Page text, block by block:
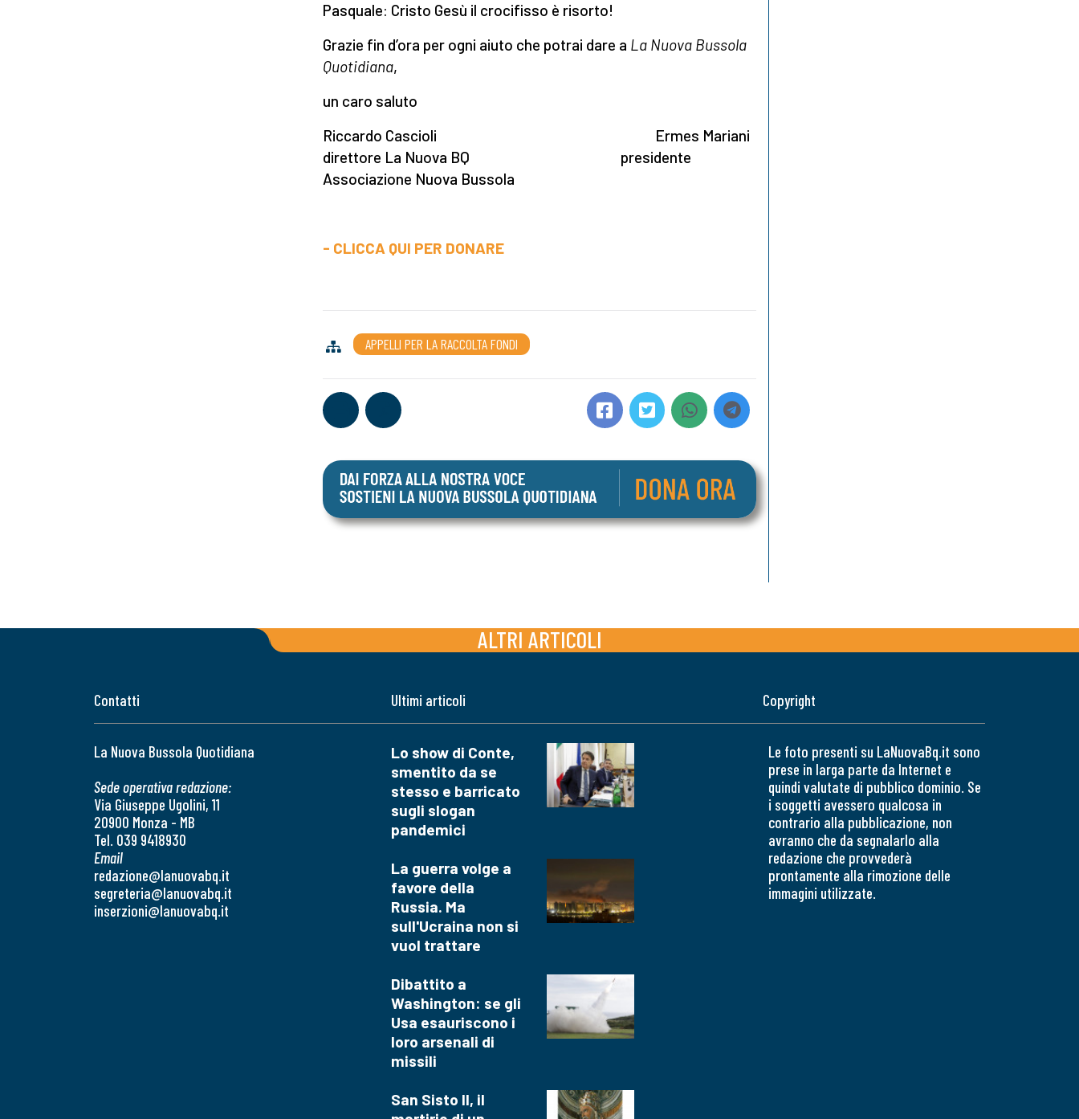
Pasquale: Cristo Gesù il crocifisso è risorto!
Grazie fin d’ora per ogni aiuto che potrai dare a La Nuova Bussola
Quotidiana,
un caro saluto
Riccardo Cascioli Ermes Mariani
direttore La Nuova BQ presidente
Associazione Nuova Bussola
- CLICCA QUI PER DONARE
APPELLI PER LA RACCOLTA FONDI
ALTRI ARTICOLI
Contatti
La Nuova Bussola Quotidiana
Sede operativa redazione:
Via Giuseppe Ugolini, 11
20900 Monza - MB
Tel. 039 9418930
Email
redazione@lanuovabq.it
segreteria@lanuovabq.it
inserzioni@lanuovabq.it
Ultimi articoli
Lo show di Conte,
smentito da se
stesso e barricato
sugli slogan
pandemici
La guerra volge a
favore della
Russia. Ma
sull'Ucraina non si
vuol trattare
Dibattito a
Washington: se gli
Usa esauriscono i
loro arsenali di
missili
San Sisto II, il
Copyright
Le foto presenti su LaNuovaBq.it sono
prese in larga parte da Internet e
quindi valutate di pubblico dominio. Se
i soggetti avessero qualcosa in
contrario alla pubblicazione, non
avranno che da segnalarlo alla
redazione che provvederà
prontamente alla rimozione delle
immagini utilizzate.